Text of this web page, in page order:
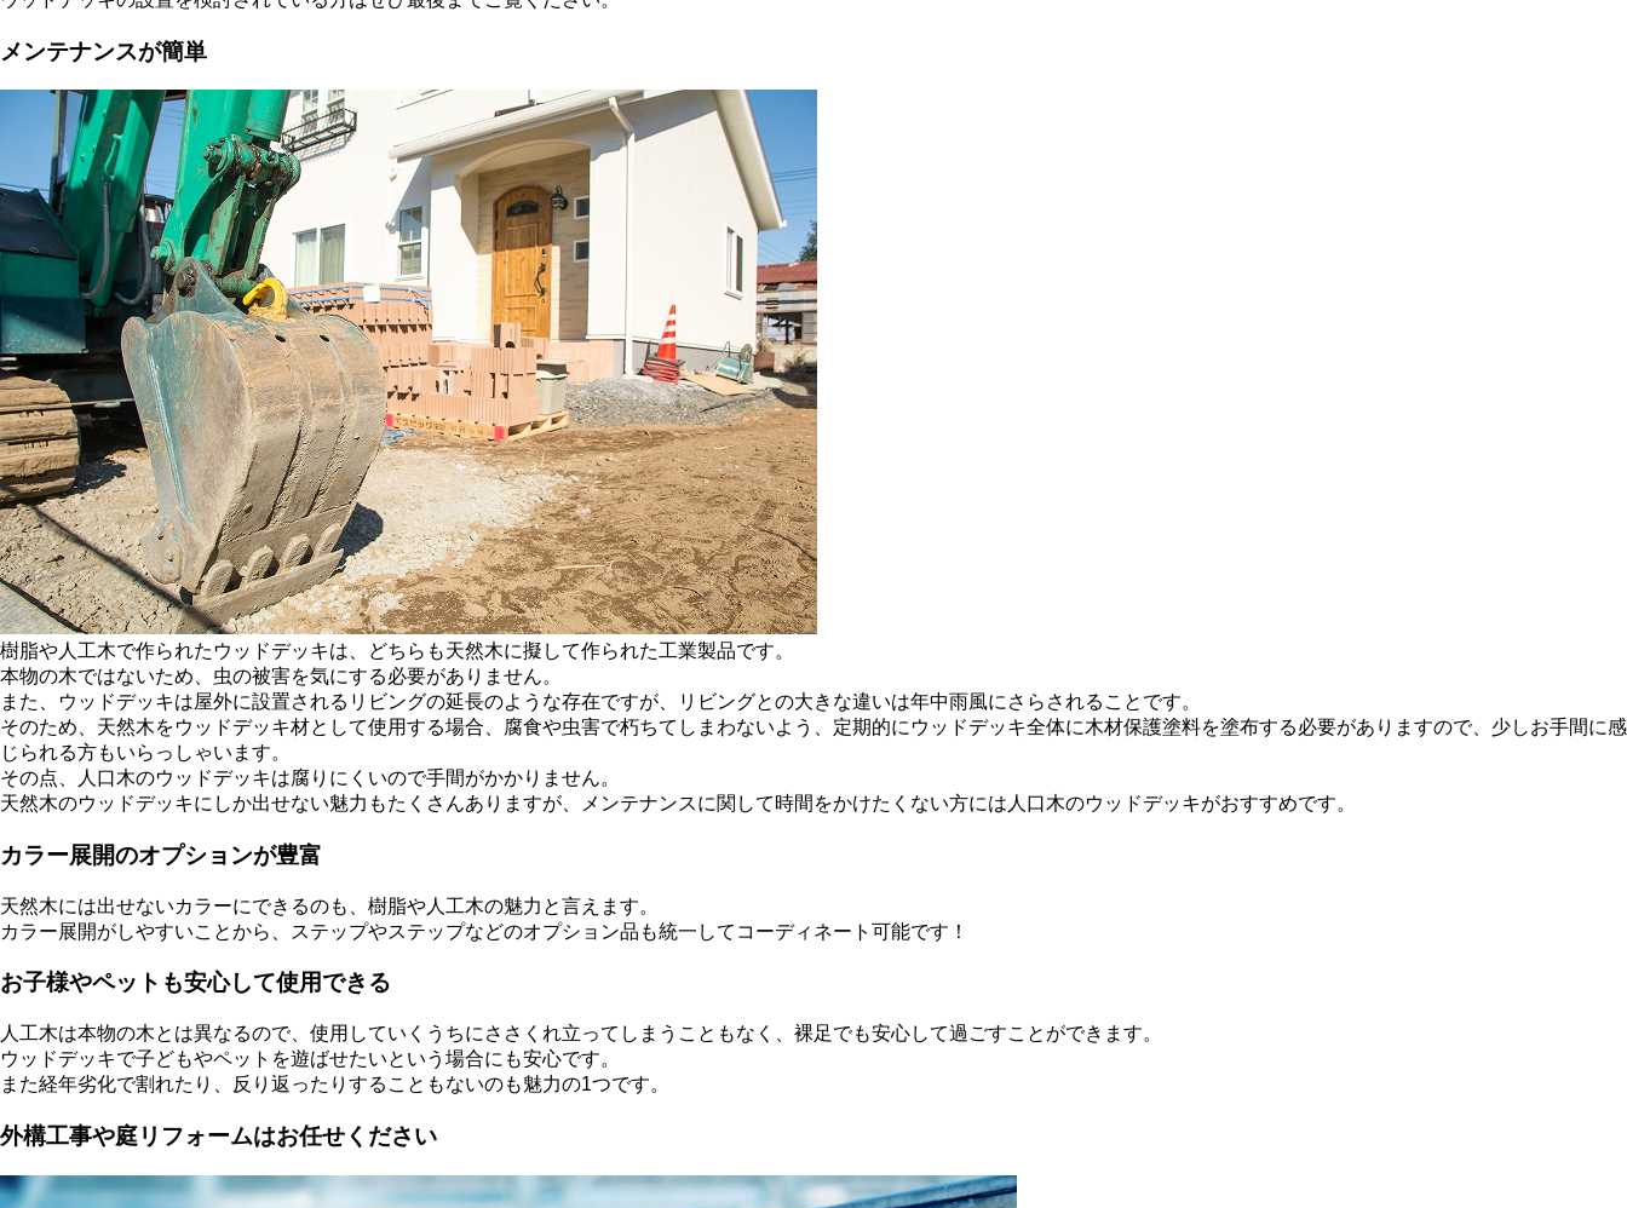
メンテナンスが簡単
樹脂や人工木で作られたウッドデッキは、どちらも天然木に擬して作られた工業製品です。
本物の木ではないため、虫の被害を気にする必要がありません。
また、ウッドデッキは屋外に設置されるリビングの延長のような存在ですが、リビングとの大きな違いは年中雨風にさらされることです。
そのため、天然木をウッドデッキ材として使用する場合、腐食や虫害で朽ちてしまわないよう、定期的にウッドデッキ全体に木材保護塗料を塗布する必要がありますので、少しお手間に感
じられる方もいらっしゃいます。
その点、人口木のウッドデッキは腐りにくいので手間がかかりません。
天然木のウッドデッキにしか出せない魅力もたくさんありますが、メンテナンスに関して時間をかけたくない方には人口木のウッドデッキがおすすめです。
カラー展開のオプションが豊富
天然木には出せないカラーにできるのも、樹脂や人工木の魅力と言えます。
カラー展開がしやすいことから、ステップやステップなどのオプション品も統一してコーディネート可能です！
お子様やペットも安心して使用できる
人工木は本物の木とは異なるので、使用していくうちにささくれ立ってしまうこともなく、裸足でも安心して過ごすことができます。
ウッドデッキで子どもやペットを遊ばせたいという場合にも安心です。
また経年劣化で割れたり、反り返ったりすることもないのも魅力の1つです。
外構工事や庭リフォームはお任せください